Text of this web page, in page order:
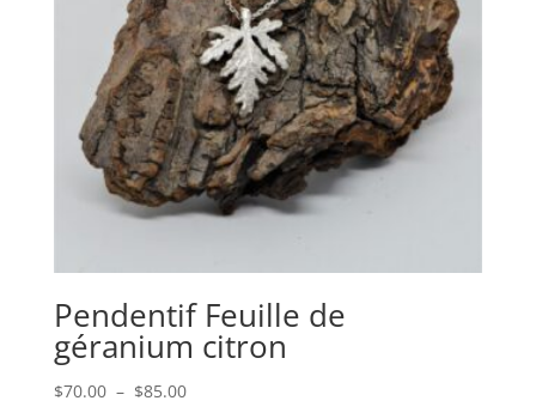
Pendentif Feuille de
géranium citron
$70.00 – $85.00Plage